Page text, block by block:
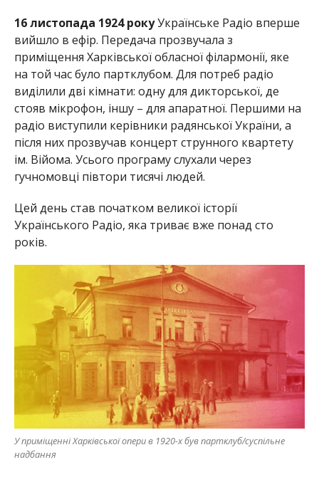
16 листопада 1924 рокуУкраїнське Радіо вперше
вийшло в ефір. Передача прозвучала з
приміщення Харківської обласної філармонії, яке
на той час було партклубом. Для потреб радіо
виділили дві кімнати: одну для дикторської, де
стояв мікрофон, іншу – для апаратної. Першими на
радіо виступили керівники радянської України, а
після них прозвучав концерт струнного квартету
ім. Війома. Усього програму слухали через
гучномовці півтори тисячі людей.
Цей день став початком великої історії
Українського Радіо, яка триває вже понад сто
років.
У приміщенні Харківської опери в 1920-х був партклуб/суспільне
надбання